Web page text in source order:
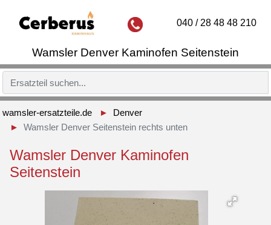
Wamsler Denver Kaminofen Seitenstein
040 / 28 48 48 210
wamsler-ersatzteile.de
Denver
Wamsler Denver Seitenstein rechts unten
Wamsler Denver Kaminofen
Seitenstein